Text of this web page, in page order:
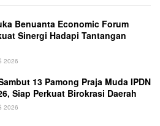
Benuanta Economic Forum
Sinergi Hadapi Tantangan
2026
13 Pamong Praja Muda IPDN
Siap Perkuat Birokrasi Daerah
2026